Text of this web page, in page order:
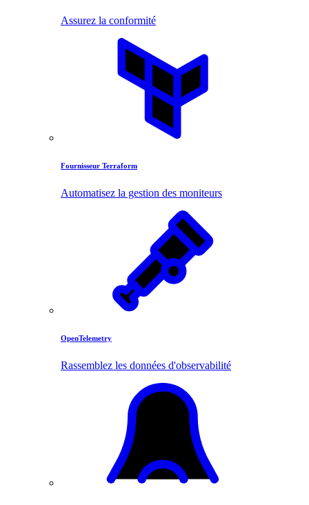
Assurez la conformité
Fournisseur Terraform
Automatisez la gestion des moniteurs
OpenTelemetry
Rassemblez les données d'observabilité